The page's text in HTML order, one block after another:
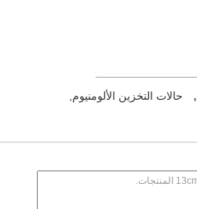
, حالات التخزين الألومنيوم,